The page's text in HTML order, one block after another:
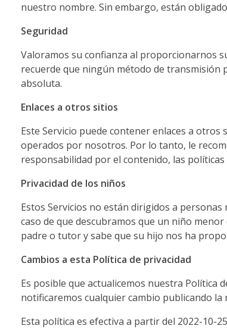
panel
panel
panel
panel
panel
panel
panel
panel
panel
panel
panel
nuestro nombre. Sin embargo, están
Seguridad
Valoramos su confianza al proporcionarnos
recuerde que ningún método de transmisión
absoluta.
Enlaces a otros sitios
Este Servicio puede contener enlaces a
operados por nosotros. Por lo tanto, le
responsabilidad por el contenido, las
Privacidad de los niños
Estos Servicios no están dirigidos a
caso de que descubramos que un niño
padre o tutor y sabe que su hijo nos ha
Cambios a esta Política de privacidad
Es posible que actualicemos nuestra Política
notificaremos cualquier cambio publicando la
Esta política es efectiva a partir del 2022-10-25